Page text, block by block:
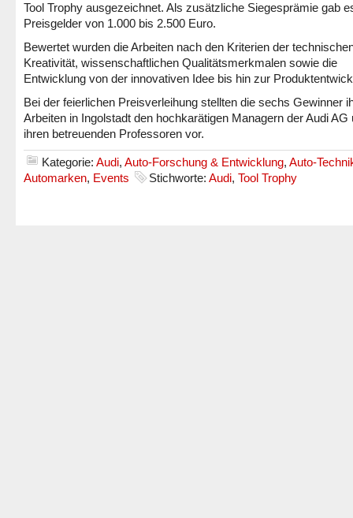
Tool Trophy ausgezeichnet. Als zusätzliche Siegesprämie gab
Preisgelder von 1.000 bis 2.500 Euro.
Bewertet wurden die Arbeiten nach den Kriterien der
Kreativität, wissenschaftlichen Qualitätsmerkmalen sowie die
Entwicklung von der innovativen Idee bis hin zur
Bei der feierlichen Preisverleihung stellten die sechs Gewinner
Arbeiten in Ingolstadt den hochkarätigen Managern der Audi AG
ihren betreuenden Professoren vor.
Kategorie: Audi, Auto-Forschung & Entwicklung, Auto-
Automarken, Events Stichworte: Audi, Tool Trophy